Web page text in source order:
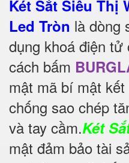
Két Sắt Siêu Thị
Led Tròn là dòng
dụng khoá điện
cách bấm
mật mã bí mật
chống sao chép
và tay cầm.Két
mật đảm bảo tài